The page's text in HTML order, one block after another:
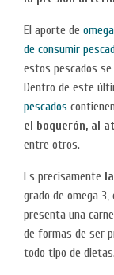
El aporte de
de consumir
estos pescados
Dentro de este
pescados
el boquerón, al
entre otros.
Es precisamente
grado de omega
presenta una
de formas de ser
todo tipo de dietas.